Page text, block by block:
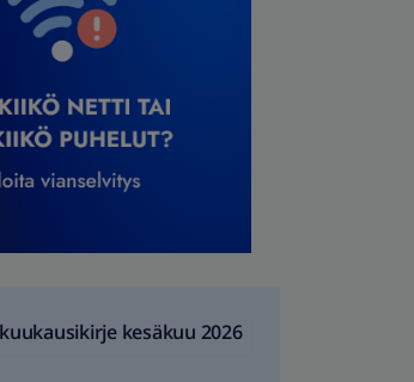
kesäkuu 2026